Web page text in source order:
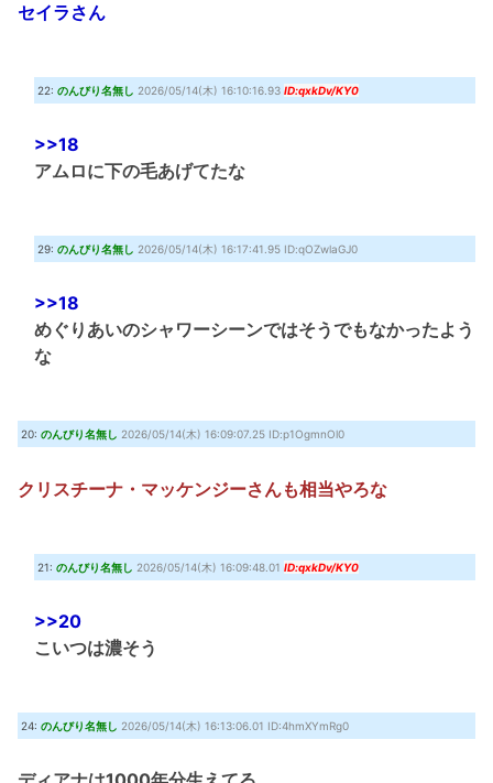
セイラさん
22: のんびり名無し 2026/05/14(木) 16:10:16.93 ID:qxkDv/KY0
>>18
アムロに下の毛あげてたな
29: のんびり名無し 2026/05/14(木) 16:17:41.95 ID:qOZwlaGJ0
>>18
めぐりあいのシャワーシーンではそうでもなかったよう
な
20: のんびり名無し 2026/05/14(木) 16:09:07.25 ID:p1OgmnOl0
クリスチーナ・マッケンジーさんも相当やろな
21: のんびり名無し 2026/05/14(木) 16:09:48.01 ID:qxkDv/KY0
>>20
こいつは濃そう
24: のんびり名無し 2026/05/14(木) 16:13:06.01 ID:4hmXYmRg0